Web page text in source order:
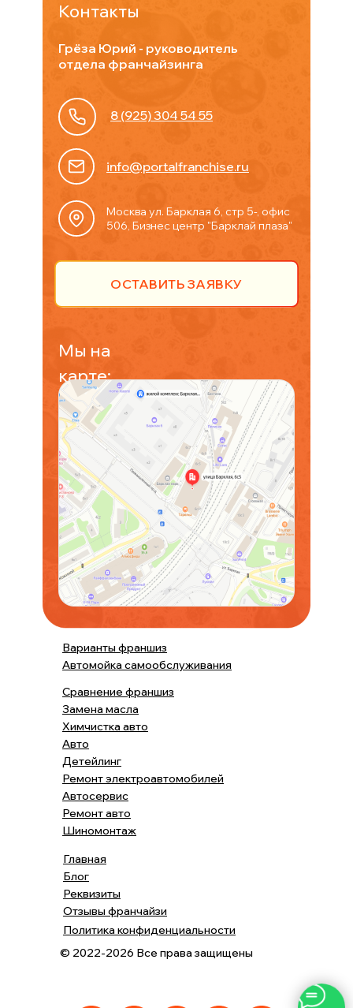
Контакты
Мы на
карте:
Грёза Юрий - руководитель
отдела франчайзинга
info@portalfranchise.ru
Москва ул. Барклая 6, стр 5-, офис
506, Бизнес центр "Барклай плаза"
8 (925) 304 54 55
ОСТАВИТЬ ЗАЯВКУ
Отзывы франчайзи
© 2022-2026 Все права защищены
Автомойка самообслуживания
Замена масла
Политика конфиденциальности
Блог
Варианты франшиз
Сравнение франшиз
Ремонт электроавтомобилей
Главная
Автосервис
Шиномонтаж
Ремонт авто
Химчистка авто
Авто
Реквизиты
Детейлинг